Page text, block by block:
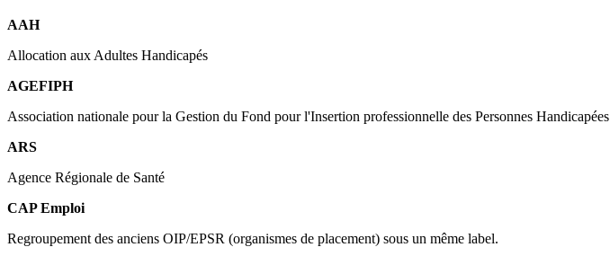
AAH
Allocation aux Adultes Handicapés
AGEFIPH
Association nationale pour la Gestion du Fond pour l'Insertion professionnelle des Personnes Handicapées
ARS
Agence Régionale de Santé
CAP Emploi
Regroupement des anciens OIP/EPSR (organismes de placement) sous un même label.